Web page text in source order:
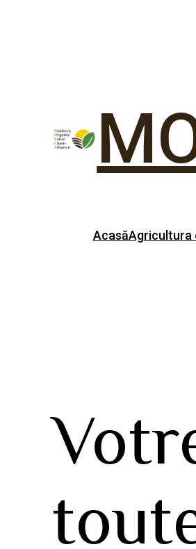
AcasăAgricultura